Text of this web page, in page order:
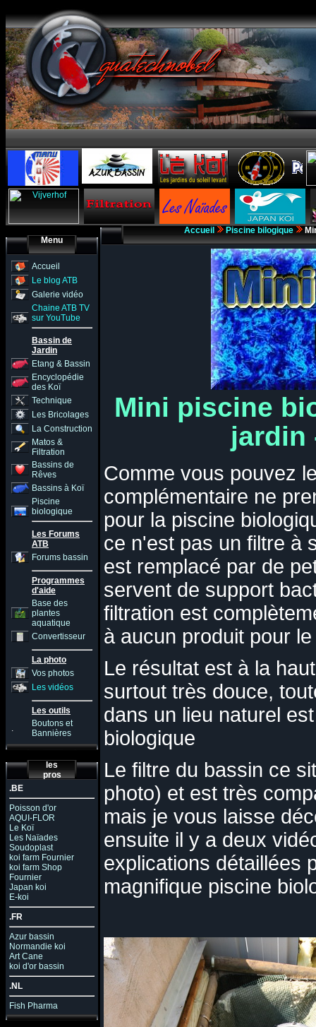
Menu
Accueil
Le blog ATB
Galerie vidéo
Chaine ATB TV
sur YouTube
Bassin de
Jardin
Etang & Bassin
Encyclopédie
des Koï
Technique
Les Bricolages
La Construction
Matos &
Filtration
Bassins de
Rêves
Bassins à Koï
Piscine
biologique
Les Forums
ATB
Forums bassin
Programmes
d'aide
Base des
plantes
aquatique
Convertisseur
La photo
Vos photos
Les vidéos
Les outils
.
Boutons et
Bannières
les
pros
.BE
Poisson d'or
AQUI-FLOR
Le Koï
Les Naïades
Soudoplast
koi farm Fournier
koi farm Shop
Fournier
Japan koi
E-koi
.FR
Azur bassin
Normandie koi
Art Cane
koi d'or bassin
.NL
Fish Pharma
Accueil Piscine bilogique
Mini piscine
jardin
Comme vous pouvez
complémentaire ne
pour la piscine
ce n'est pas un filtre à
est remplacé par de
servent de support
filtration est
à aucun produit pour
Le résultat est à la
surtout très douce,
dans un lieu naturel
biologique
Le filtre du bassin ce
photo) et est très
mais je vous laisse
ensuite il y a deux
explications détaillées
magnifique piscine